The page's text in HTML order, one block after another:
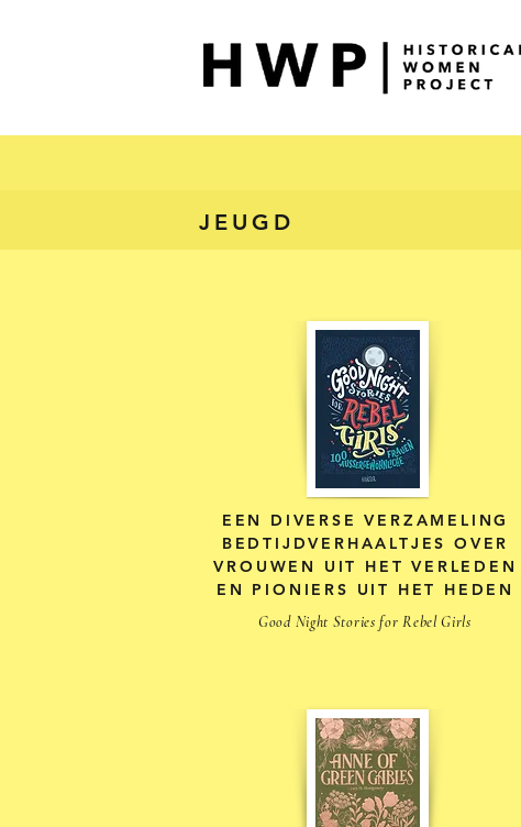
JEUGD
EEN DIVERSE VERZAMELING
BEDTIJDVERHAALTJES OVER
VROUWEN UIT HET VERLEDEN
EN PIONIERS UIT HET HEDEN
Good Night Stories for Rebel Girls